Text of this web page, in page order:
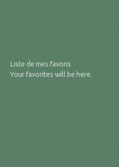
Liste de mes favoris
Your favorites will be here.